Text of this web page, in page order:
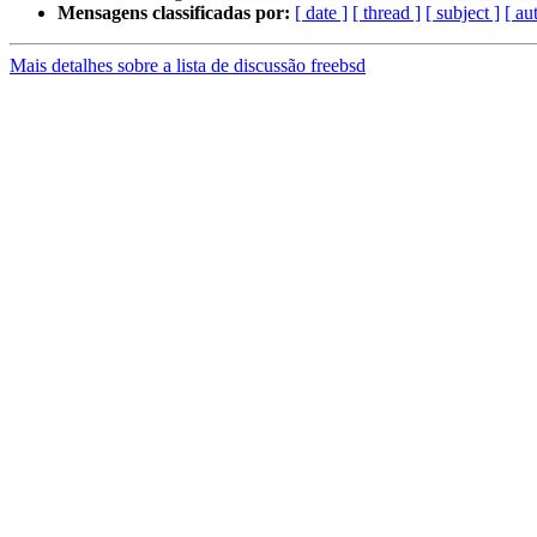
Mensagens classificadas por: [ date ] [ thread ] [ subject ] [
Mais detalhes sobre a lista de discussão freebsd